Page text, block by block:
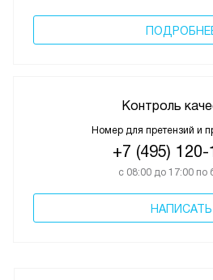
Контроль
Номер для претензий и
+7 (495)
с 08:00 до 17:00 по
НАПИСАТЬ